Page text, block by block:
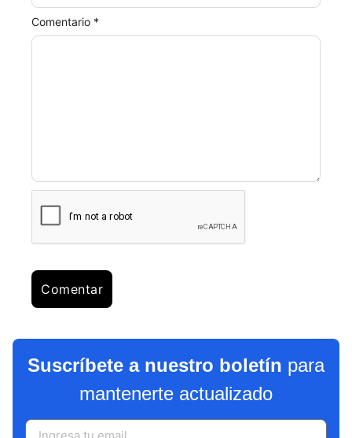
Comentario *
Suscríbete a nuestro boletín para
mantenerte actualizado